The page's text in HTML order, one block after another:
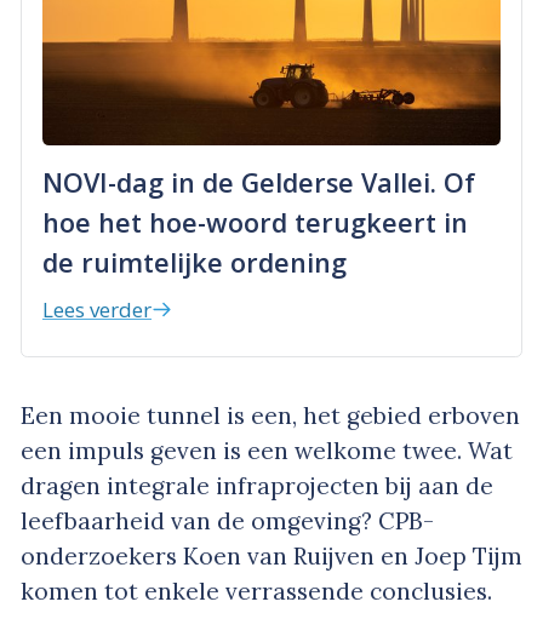
NOVI-dag in de Gelderse Vallei. Of
hoe het hoe-woord terugkeert in
de ruimtelijke ordening
Lees verder
Een mooie tunnel is een, het gebied erboven
een impuls geven is een welkome twee. Wat
dragen integrale infraprojecten bij aan de
leefbaarheid van de omgeving? CPB-
onderzoekers Koen van Ruijven en Joep Tijm
komen tot enkele verrassende conclusies.